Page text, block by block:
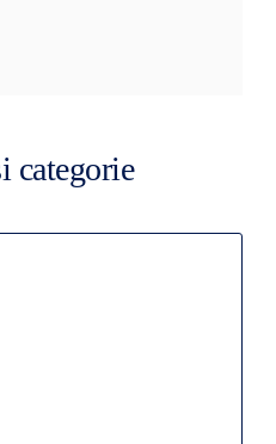
categorie